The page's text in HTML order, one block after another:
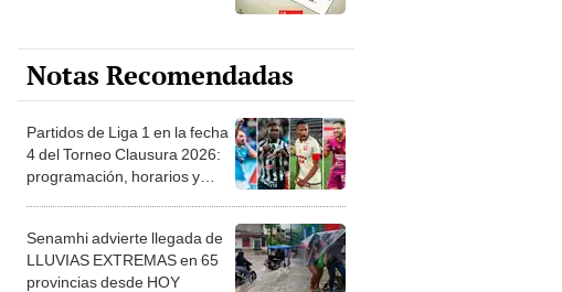
Notas Recomendadas
Partidos de Liga 1 en la fecha
4 del Torneo Clausura 2026:
programación, horarios y
Senamhi advierte llegada de
LLUVIAS EXTREMAS en 65
provincias desde HOY